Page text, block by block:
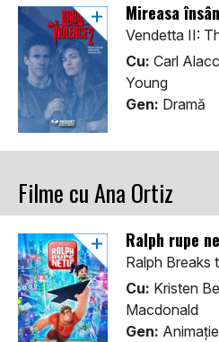
Mireasa
Vendetta II:
Cu: Carl
Young
Gen: Dramă
Filme cu Ana Ortiz
Ralph rupe
Ralph Breaks
Cu: Kristen
Macdonald
Gen: